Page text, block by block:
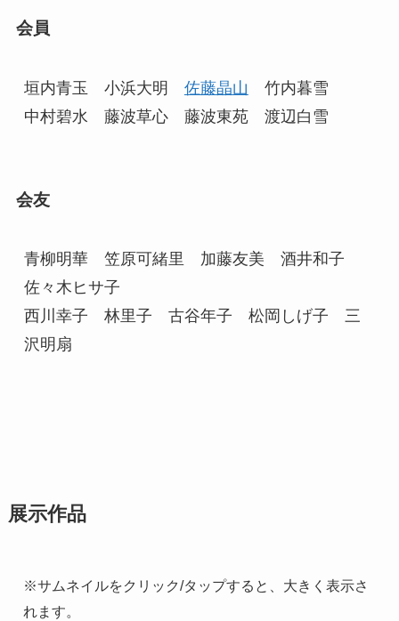
会員
垣内青玉　小浜大明 佐藤晶山 竹内暮雪
中村碧水　藤波草心　藤波東苑　渡辺白雪
会友
青柳明華　笠原可緒里　加藤友美　酒井和子
佐々木ヒサ子
西川幸子　林里子　古谷年子　松岡しげ子　三
沢明扇
展示作品
※サムネイルをクリック/タップすると、大きく表示さ
れます。